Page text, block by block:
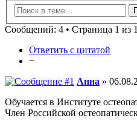
Сообщений: 4 • Страница 1 из 1
Ответить с цитатой
−
Анна »
Обучается в Институте
Член Российской